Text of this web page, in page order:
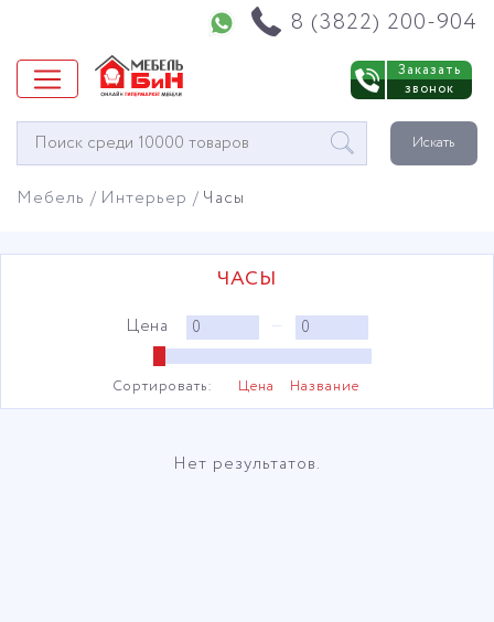
8 (3822) 200-904
Заказать
звонок
Окно
поиска
Искать
Мебель Интерьер Часы
ЧАСЫ
Цена —
Сортировать: Цена Название
Нет результатов.